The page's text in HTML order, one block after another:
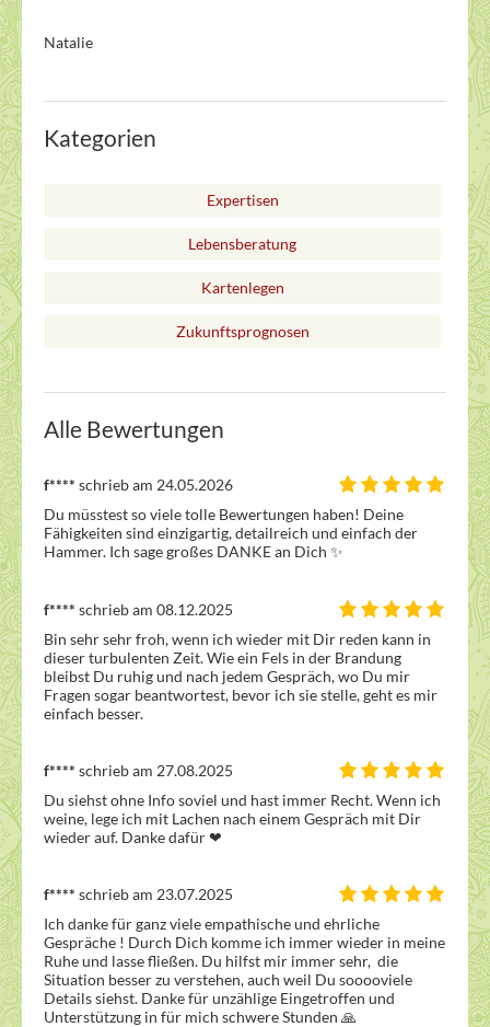
Natalie
Kategorien
Expertisen
Lebensberatung
Kartenlegen
Zukunftsprognosen
Alle Bewertungen
f**** schrieb am 24.05.2026
Du müsstest so viele tolle Bewertungen haben! Deine
Fähigkeiten sind einzigartig, detailreich und einfach der
Hammer. Ich sage großes DANKE an Dich ✨
f**** schrieb am 08.12.2025
Bin sehr sehr froh, wenn ich wieder mit Dir reden kann in
dieser turbulenten Zeit. Wie ein Fels in der Brandung
bleibst Du ruhig und nach jedem Gespräch, wo Du mir
Fragen sogar beantwortest, bevor ich sie stelle, geht es mir
einfach besser.
f**** schrieb am 27.08.2025
Du siehst ohne Info soviel und hast immer Recht. Wenn ich
weine, lege ich mit Lachen nach einem Gespräch mit Dir
wieder auf. Danke dafür ❤
f**** schrieb am 23.07.2025
Ich danke für ganz viele empathische und ehrliche
Gespräche ! Durch Dich komme ich immer wieder in meine
Ruhe und lasse fließen. Du hilfst mir immer sehr,  die
Situation besser zu verstehen, auch weil Du sooooviele
Details siehst. Danke für unzählige Eingetroffen und
Unterstützung in für mich schwere Stunden 🙏